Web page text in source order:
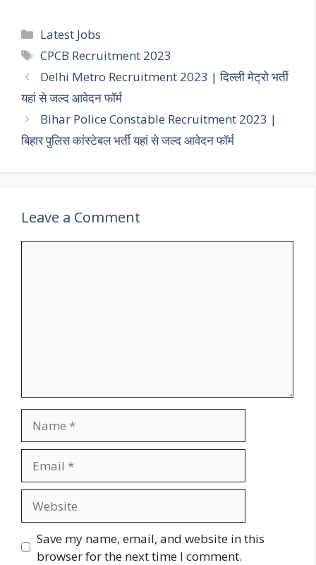
Categories
Latest Jobs
Tags
CPCB Recruitment 2023
Delhi Metro Recruitment 2023 | दिल्ली मेट्रो भर्ती
यहां से जल्द आवेदन फॉर्म
Bihar Police Constable Recruitment 2023 |
बिहार पुलिस कांस्टेबल भर्ती यहां से जल्द आवेदन फॉर्म
Leave a Comment
Save my name, email, and website in this
browser for the next time I comment.